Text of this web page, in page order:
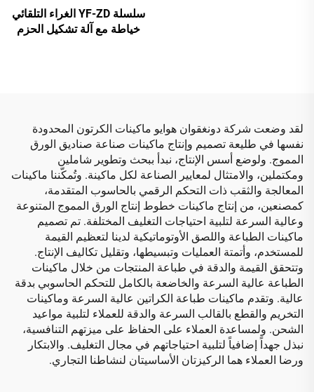
سلسلة YF-ZD الغراء التلقائي
خياطة مع آلة تشكيل الحزم
لقد وضعت شركة دونغقوان هوايو ماكينات الكرتون المحدودة
نفسها في طليعة تصميم وإنتاج ماكينات صناعة صناديق الورق
المموج. ولوضع أسس الإنتاج، نبدأ ببحث وتطوير شاملين
ومكتملين، والامتثال لمعايير الصناعة لكل ماكينة. وتُمكّننا ماكينات
المعالجة والثقب ذات التحكم الرقمي بالحاسوب المتقدمة،
كمصنعين، من إنتاج ماكينات خطوط إنتاج الورق المموج المتنوعة
وعالية السرعة لتلبية احتياجات التغليف المختلفة. تم تصميم
ماكينات الطباعة واللصق الأوتوماتيكية لدينا لتعظيم القيمة
للمستخدم، وأتمتة العمليات وتبسيطها، وتقليل تكاليف الإنتاج.
وتتحقق القيمة والدقة في طباعة المنتجات من خلال ماكينات
الطباعة عالية السرعة والخاضعة بالكامل للتحكم الحاسوبي بدقة
عالية. وتقدم ماكينات طباعة الكراتين عالية السرعة وماكينات
التخريم والقطع بالقالب السرعة والدقة للعملاء لتلبية مواعيد
الشحن. ولمساعدة العملاء على الحفاظ على ميزتهم التنافسية،
نبذل جهداً إضافياً لتلبية احتياجاتهم في مجال التغليف. والابتكار
ورضا العملاء هما الركيزتان الأساسيتان لنشاطنا التجاري.